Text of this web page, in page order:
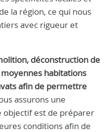
la région, ce qui nous
avec rigueur et
déconstruction de
habitations
afin de permettre
assurons une
est de préparer
conditions afin de